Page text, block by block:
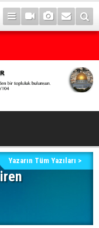
Yazarın Tüm Yazıları >